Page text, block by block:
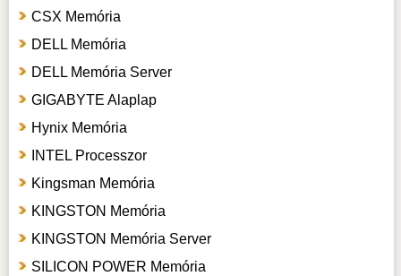
CSX Memória
DELL Memória
DELL Memória Server
GIGABYTE Alaplap
Hynix Memória
INTEL Processzor
Kingsman Memória
KINGSTON Memória
KINGSTON Memória Server
SILICON POWER Memória